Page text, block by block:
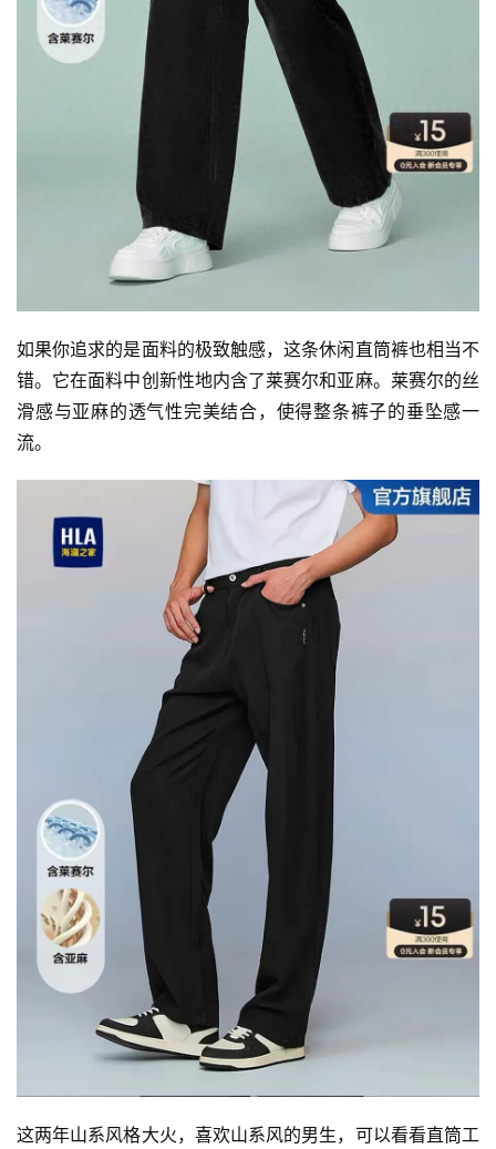
如果你追求的是面料的极致触感，这条休闲直筒裤也相当不
错。它在面料中创新性地内含了莱赛尔和亚麻。莱赛尔的丝
滑感与亚麻的透气性完美结合，使得整条裤子的垂坠感一
流。
这两年山系风格大火，喜欢山系风的男生，可以看看直筒工